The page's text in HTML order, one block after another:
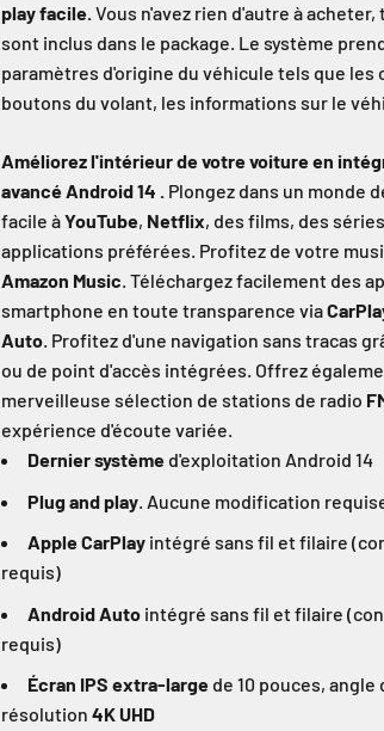
play facile.Vous n'avez rien d'autre à
sont inclus dans le package. Le système
paramètres d'origine du véhicule tels que
boutons du volant, les informations sur le
Améliorez l'intérieur de votre voiture en
avancé Android 14 . Plongez dans un monde
facile àYouTube, Netflix, des films, des
applications préférées. Profitez de votre
Amazon Music. Téléchargez facilement des
smartphone en toute transparence via
Auto. Profitez d'une navigation sans tracas
ou de point d'accès intégrées. Offrez
merveilleuse sélection de stations de radio
expérience d'écoute variée.
Dernier système d'exploitation Android 14
Plug and play . Aucune modification
Apple CarPlay intégré sans fil et filaire
requis)
Android Auto intégré sans fil et filaire
requis)
Écran IPS extra-large de 10 pouces, angle
résolution 4K UHD